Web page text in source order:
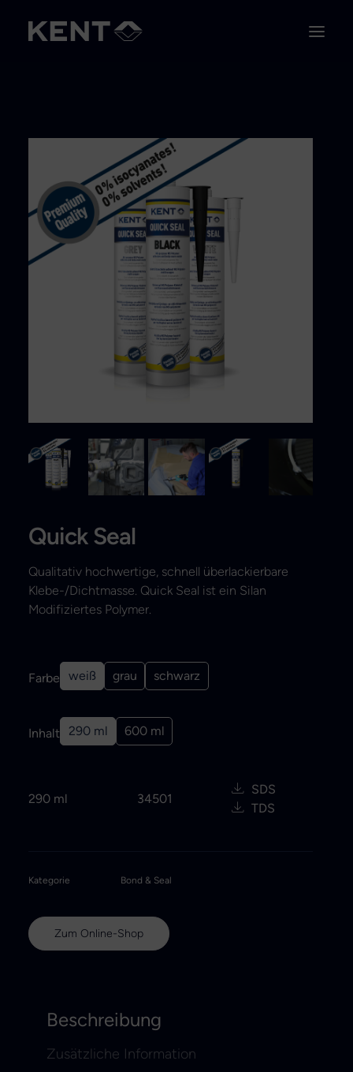
Quick Seal
Qualitativ hochwertige, schnell überlackierbare
Klebe-/Dichtmasse. Quick Seal ist ein Silan
Modifiziertes Polymer.
Farbe weiß grau schwarz
Inhalt 290 ml 600 ml
290 ml 34501
SDS
TDS
Kategorie Bond & Seal
Zum Online-Shop
Beschreibung
Zusätzliche Information